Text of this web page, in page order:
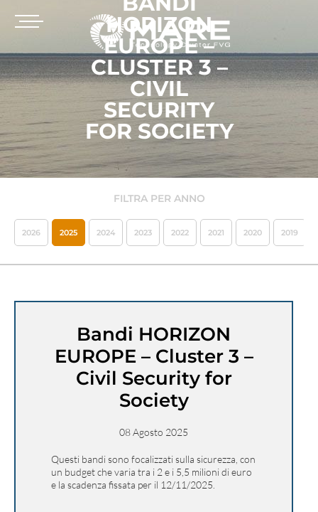
HORIZON
EUROPE –
CLUSTER 3 –
CIVIL
SECURITY
FOR SOCIETY
FILTRA PER ANNO
2026 2025 2024 2023 2022 2021 2020 2019
Bandi HORIZON
EUROPE – Cluster 3 –
Civil Security for
Society
08 Agosto 2025
Questi bandi sono focalizzati sulla sicurezza, con
un budget che varia tra i 2 e i 5,5 milioni di euro
e la scadenza fissata per il 12/11/2025.